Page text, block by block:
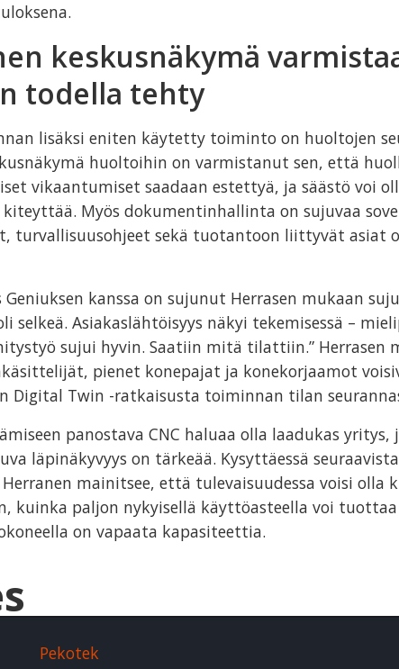
keskusnäkymä
todella tehty
lisäksi eniten käytetty toiminto on huoltojen
huoltoihin on varmistanut sen, että
vikaantumiset saadaan estettyä, ja säästö voi
kiteyttää. Myös dokumentinhallinta on sujuvaa
turvallisuusohjeet sekä tuotantoon liittyvät asiat
Geniuksen kanssa on sujunut Herrasen mukaan
selkeä. Asiakaslähtöisyys näkyi tekemisessä –
sujui hyvin. Saatiin mitä tilattiin.” Herrasen
pienet konepajat ja konekorjaamot
Digital Twin -ratkaisusta toiminnan tilan
panostava CNC haluaa olla laadukas yritys,
läpinäkyvyys on tärkeää. Kysyttäessä seuraavista
mainitsee, että tulevaisuudessa voisi olla
kuinka paljon nykyisellä käyttöasteella voi
on vapaata kapasiteettia.